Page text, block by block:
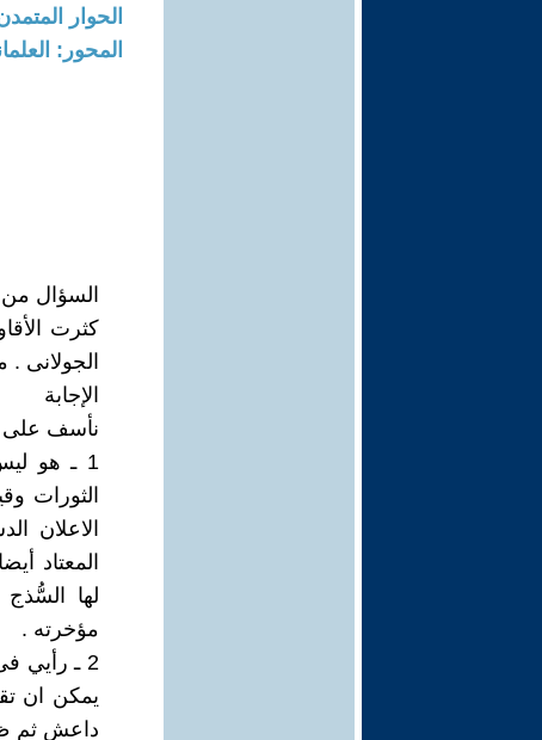
الحوار المتمدن-العدد: 8292 -
المحور:
السؤال من
كثرت
الجولانى
الإجابة
نأسف على
1 ـ هو
الثورات
الاعلان
المعتاد
لها
مؤخرته .
2 ـ رأيي
يمكن ان
داعش ثم